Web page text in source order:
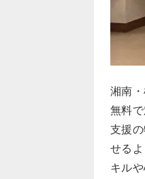
湘南
無料で
支援
せる
キル